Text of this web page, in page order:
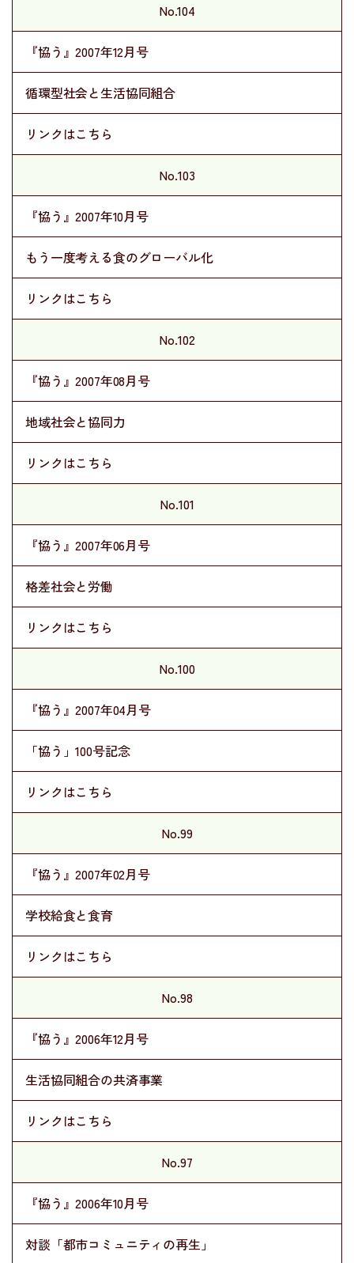
No.104
『協う』2007年12月号
循環型社会と生活協同組合
リンクはこちら
No.103
『協う』2007年10月号
もう一度考える食のグローバル化
リンクはこちら
No.102
『協う』2007年08月号
地域社会と協同力
リンクはこちら
No.101
『協う』2007年06月号
格差社会と労働
リンクはこちら
No.100
『協う』2007年04月号
「協う」100号記念
リンクはこちら
No.99
『協う』2007年02月号
学校給食と食育
リンクはこちら
No.98
『協う』2006年12月号
生活協同組合の共済事業
リンクはこちら
No.97
『協う』2006年10月号
対談「都市コミュニティの再生」